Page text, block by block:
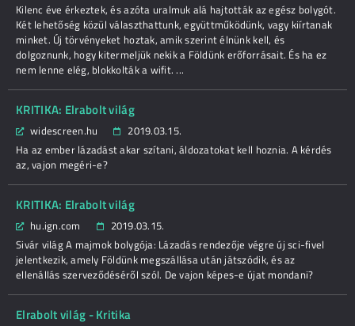
Kilenc éve érkeztek, és azóta uralmuk alá hajtották az egész bolygót.
Két lehetőség közül választhattunk, együttműködünk, vagy kiírtanak
minket. Új törvényeket hoztak, amik szerint élnünk kell, és
dolgoznunk, hogy kitermeljük nekik a Földünk erőforrásait. És ha ez
nem lenne elég, blokkolták a wifit. ...
KRITIKA: Elrabolt világ
widescreen.hu
2019.03.15.
Ha az ember lázadást akar szítani, áldozatokat kell hoznia. A kérdés
az, vajon megéri-e?
KRITIKA: Elrabolt világ
hu.ign.com
2019.03.15.
Sivár világ A majmok bolygója: Lázadás rendezője végre új sci-fivel
jelentkezik, amely Földünk megszállása után játszódik, és az
ellenállás szerveződéséről szól. De vajon képes-e újat mondani?
Elrabolt világ - Kritika